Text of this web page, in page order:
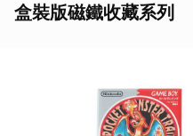
盒裝版磁鐵收藏系列